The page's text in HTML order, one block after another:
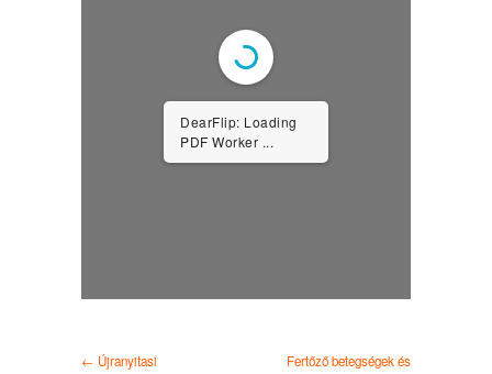
DearFlip: Loading
PDF ...
← Újranyitasi
Fertőző betegségek és